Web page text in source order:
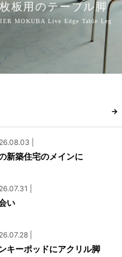
板用のテーブル脚
|
新築住宅のメインに
|
い
|
キーポッドにアクリル脚